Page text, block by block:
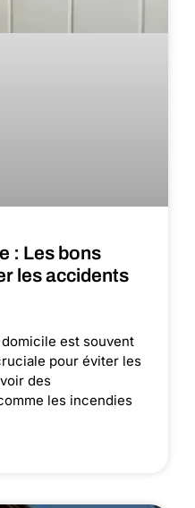
: Les bons
les accidents
est souvent
pour éviter les
des
les incendies